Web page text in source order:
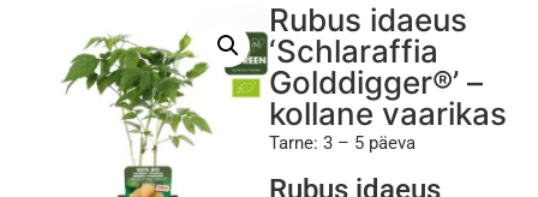
Rubus idaeus
‘Schlaraffia
Golddigger®’ –
kollane vaarikas
Tarne: 3 – 5 päeva
Rubus idaeus